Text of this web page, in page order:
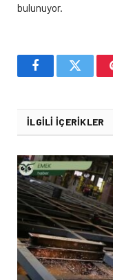
bulunuyor.
FacebookTwitter
İLGILI İÇERIKLER